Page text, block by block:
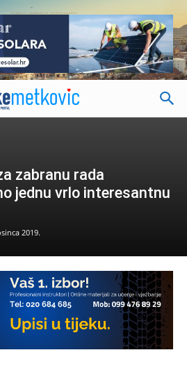
-
zabranu rada
jednu vrlo interesantnu
2019.